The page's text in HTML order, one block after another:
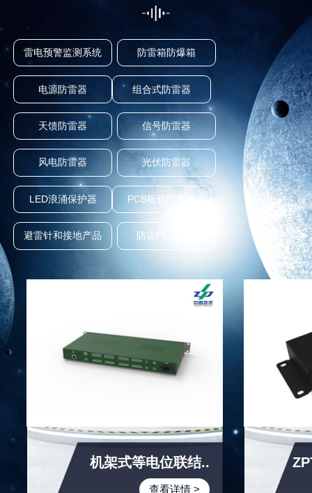
雷电预警监测系统 防雷箱防爆箱
电源防雷器 组合式防雷器
天馈防雷器 信号防雷器
风电防雷器 光伏防雷器
LED浪涌保护器 PCB板载防雷器
避雷针和接地产品 防雷PDU插排
机架式等电位联结..
查看详情 >